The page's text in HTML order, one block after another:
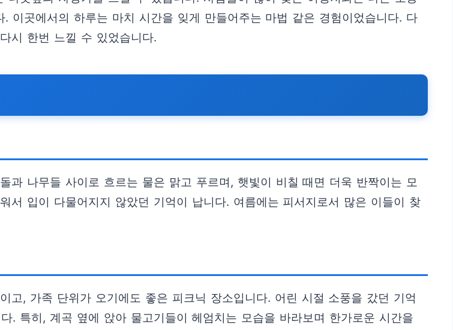
이곳에서의 하루는 마치 시간을 잊게 만들어주는 마법 같은 경험이었습니다. 다
시 한번 느낄 수 있었습니다.
과 나무들 사이로 흐르는 물은 맑고 푸르며, 햇빛이 비칠 때면 더욱 반짝이는 모
서 입이 다물어지지 않았던 기억이 납니다. 여름에는 피서지로서 많은 이들이 찾
고, 가족 단위가 오기에도 좋은 피크닉 장소입니다. 어린 시절 소풍을 갔던 기억
. 특히, 계곡 옆에 앉아 물고기들이 헤엄치는 모습을 바라보며 한가로운 시간을